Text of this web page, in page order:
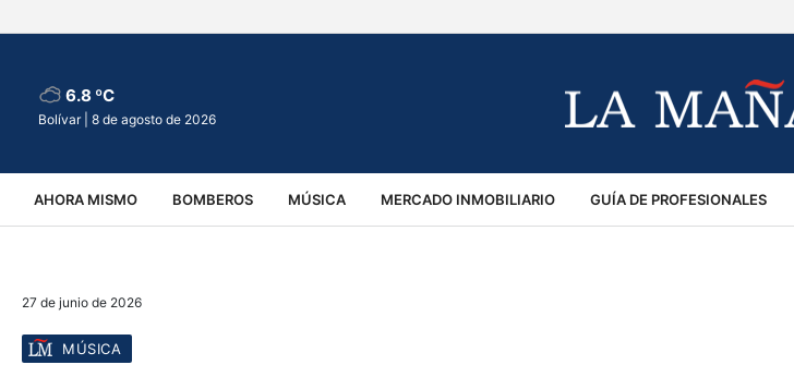
6.8 ºC
Bolívar | 8 de agosto de 2026
AHORA MISMO BOMBEROS MÚSICA MERCADO INMOBILIARIO GUÍA DE PROFESIONALES
VIRALES ACCIDENTES
27 de junio de 2026
MÚSICA